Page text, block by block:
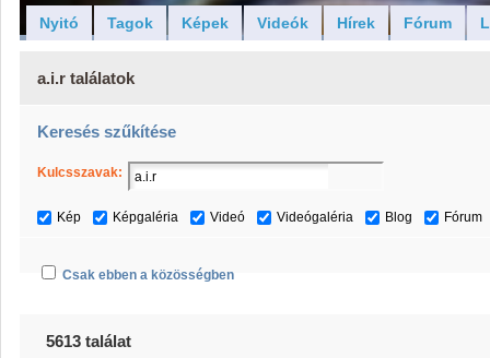
Nyitó Tagok Képek Videók Hírek Fórum
a.i.r találatok
Keresés szűkítése
Kulcsszavak:
Kép Képgaléria Videó Videógaléria Blog Fórum
Csak ebben a közösségben
5613 találat